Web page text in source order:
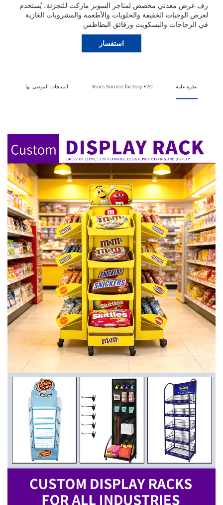
رف عرض معدني مخصص لمتاجر السوبر ماركت للتجزئة، يُستخدم
لعرض الوجبات الخفيفة والحلويات والأطعمة والمشروبات الغازية
في الزجاجات والبسكويت ورقائق البطاطس
استفسار
نظرة عامة 20+ Years Source factory المنتجات الموصى بها